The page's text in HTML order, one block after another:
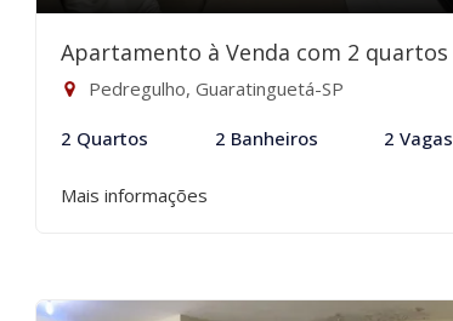
Apartamento à Venda com 2 quartos
Pedregulho, Guaratinguetá-SP
2 Quartos 2 Banheiros 2 Vagas
Mais informações